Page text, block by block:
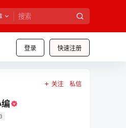
登录 快速注册
关注 私信